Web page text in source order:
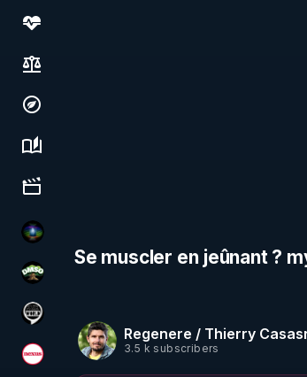
Society, justice & freedoms
Economy, environment & technology
Science, history & spirituality
Culture, media & entertainment
WakeUp
DMSO pour TOUS
Notre Réalité Est Falsifiée Et Fausse
Magazine Nexus
Se muscler en jeûnant ?
Regenere / Thierry
3.5 k subscribers